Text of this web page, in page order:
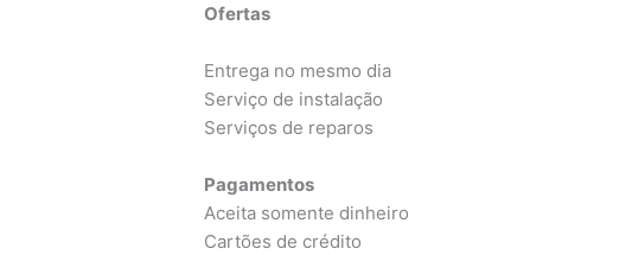
Ofertas
Entrega no mesmo dia
Serviço de instalação
Serviços de reparos
Pagamentos
Aceita somente dinheiro
Cartões de crédito